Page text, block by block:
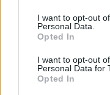
I want to opt-out
Personal Data.
Opted In
I want to opt-out
Personal Data for
Opted In
Σύμη: Στον
ανήκει η σορός που